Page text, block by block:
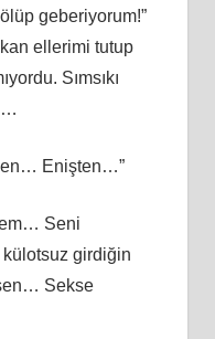
geberiyorum!”
ellerimi tutup
Sımsıkı
Enişten…”
Seni
girdiğin
Sekse